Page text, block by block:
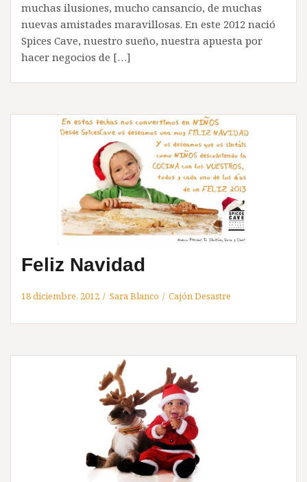
muchas ilusiones, mucho cansancio, de muchas
nuevas amistades maravillosas. En este 2012 nació
Spices Cave, nuestro sueño, nuestra apuesta por
hacer negocios de […]
Feliz Navidad
18 diciembre, 2012 Sara Blanco Cajón Desastre